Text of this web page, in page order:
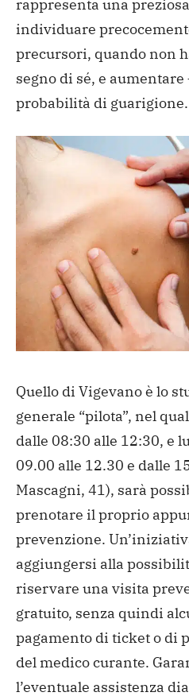
rappresenta una
individuare
precursori, quando non
segno di sé, e
probabilità di guarigione.
Quello di Vigevano è lo
generale “pilota”, nel
dalle 08:30 alle 12:30, e
09.00 alle 12.30 e dalle
Mascagni, 41), sarà
prenotare il proprio
prevenzione.
aggiungersi alla
riservare una visita
gratuito, senza quindi
pagamento di ticket o di
del medico curante.
l’eventuale assistenza